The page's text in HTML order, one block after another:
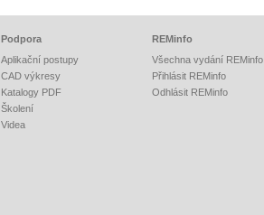
Podpora
Aplikační postupy
CAD výkresy
Katalogy PDF
Školení
Videa
REMinfo
Všechna vydání REMinfo
Přihlásit REMinfo
Odhlásit REMinfo